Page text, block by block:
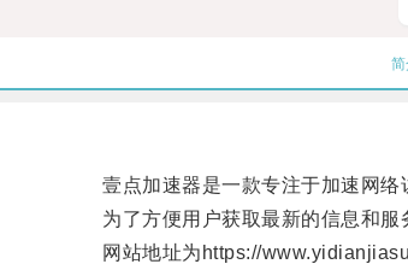
简
壹点加速器是一款专注于加速网络
为了方便用户获取最新的信息和服
网站地址为https://